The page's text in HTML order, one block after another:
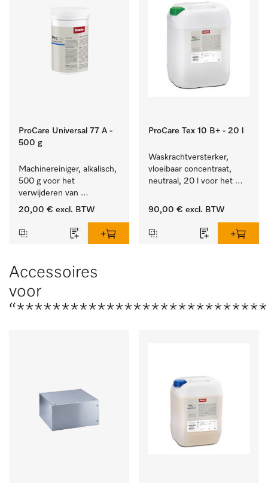
ProCare Universal 77 A -
500 g
Machinereiniger, alkalisch,
500 g voor het
verwijderen van
hardnekkige
20,00 € excl. BTW
ProCare Tex 10 B+ - 20 l
Waskrachtversterker,
vloeibaar concentraat,
neutraal, 20 l voor het
vetvlekken.
90,00 € excl. BTW
Accessoires
voor